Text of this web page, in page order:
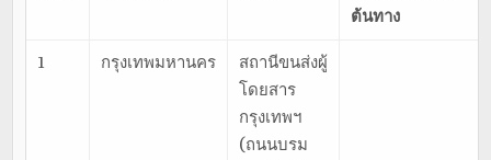
ต้นทาง
1 กรุงเทพมหานคร
สถานีขนส่งผู้
โดยสาร
กรุงเทพฯ
(ถนนบรม